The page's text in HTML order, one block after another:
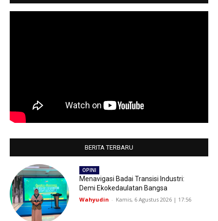
BERITA TERBARU
OPINI
Menavigasi Badai Transisi Industri:
Demi Ekokedaulatan Bangsa
Wahyudin - Kamis, 6 Agustus 2026 | 17:56